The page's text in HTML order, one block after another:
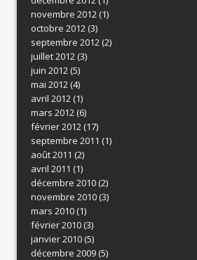
novembre 2012(1)
octobre 2012(3)
septembre 2012(2)
juillet 2012(3)
juin 2012(5)
mai 2012(4)
avril 2012(1)
mars 2012(6)
février 2012(17)
septembre 2011 (1)
août 2011 (2)
avril 2011 (1)
décembre 2010(2)
novembre 2010(3)
mars 2010(1)
février 2010(3)
janvier 2010(5)
décembre 2009(5)